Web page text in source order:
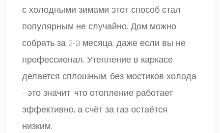
с холодными зимами этот способ стал
популярным не случайно. Дом можно
собрать за 2-3 месяца, даже если вы не
профессионал. Утепление в каркасе
делается сплошным, без мостиков холода
- это значит, что отопление работает
эффективно, а счёт за газ остаётся
низким.